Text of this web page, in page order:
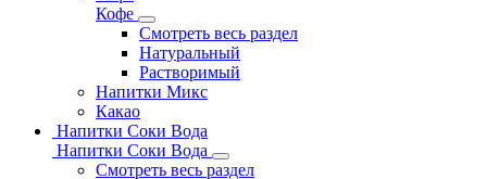
Кофе
Смотреть весь раздел
Натуральный
Растворимый
Напитки Микс
Какао
Напитки Соки Вода
Напитки Соки Вода
Смотреть весь раздел